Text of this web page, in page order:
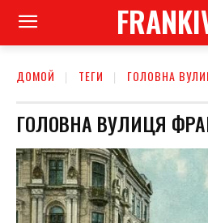
ДОМОЙ ТЕГИ ГОЛОВНА
ГОЛОВНА ВУЛИЦЯ